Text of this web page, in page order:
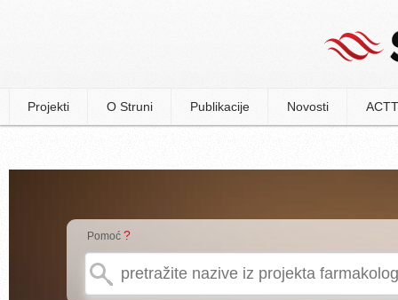
Projekti O Struni Publikacije Novosti
Pomoć ?